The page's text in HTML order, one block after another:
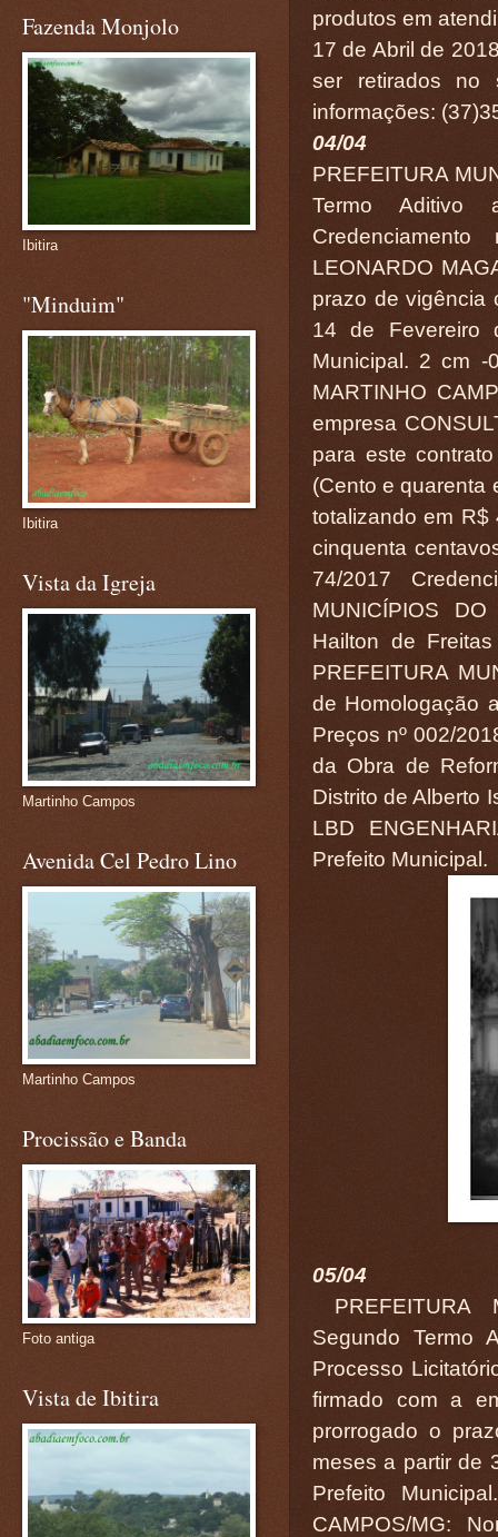
produtos em
17 de Abril de
ser retirados no
informações:
04/04
PREFEITURA
Termo Aditivo
LEONARDO
prazo de vigência
14 de Fevereiro
Municipal. 2 cm -
MARTINHO
empresa
para este
(Cento e quarenta
totalizando em R$
cinquenta
74/2017
MUNICÍPIOS
Hailton de
PREFEITURA
de Homologação
Preços nº 002/
da Obra de
Distrito de Alberto
LBD
Prefeito Municipal.
05/04
PREFEITURA
Segundo Termo
Processo
firmado com a
prorrogado o
meses a partir de
Prefeito
CAMPOS/MG:
Fazenda Monjolo
Ibitira
"Minduim"
Ibitira
Vista da Igreja
Martinho Campos
Avenida Cel Pedro Lino
Martinho Campos
Procissão e Banda
Foto antiga
Vista de Ibitira